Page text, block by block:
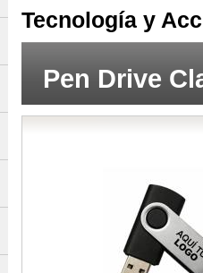
Tecnología y
Pen Drive